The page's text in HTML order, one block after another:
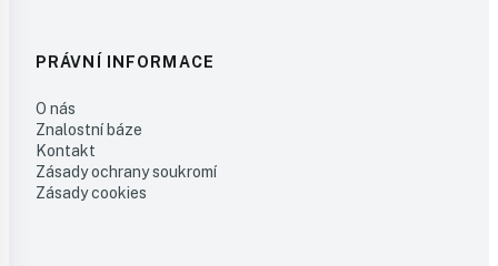
PRÁVNÍ INFORMACE
O nás
Znalostní báze
Kontakt
Zásady ochrany soukromí
Zásady cookies